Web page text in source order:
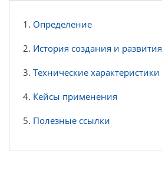
Определение
История создания и развития
Технические характеристики
Кейсы применения
Полезные ссылки